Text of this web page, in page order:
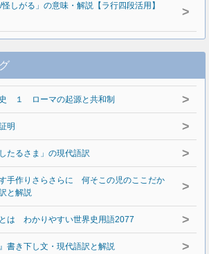
しがる」の意味・解説【ラ行四段活用】 >
１ ローマの起源と共和制 >
明 >
たるさま」の現代語訳 >
す手作りさらさらに 何そこの児のここだか
と解説
>
は わかりやすい世界史用語2077 >
書き下し文・現代語訳と解説 >